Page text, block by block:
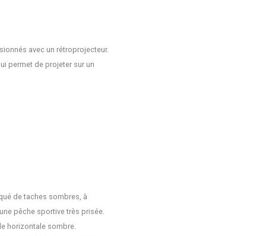
avec un rétroprojecteur.
permet de projeter sur un
de taches sombres, à
pêche sportive très prisée.
horizontale sombre.